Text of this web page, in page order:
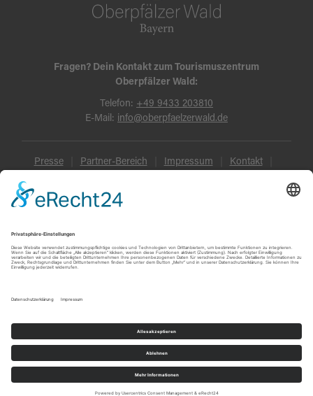
Fragen? Dein Kontakt zum Tourismuszentrum
Oberpfälzer Wald:
Telefon: +49 9433 203810
E-Mail: info@oberpfaelzerwald.de
Presse Partner-Bereich Impressum Kontakt
Datenschutz
© Oberpfälzer Wald 2026
Erlebnisse